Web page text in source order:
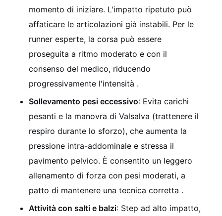
momento di iniziare. L'impatto ripetuto può
affaticare le articolazioni già instabili. Per le
runner esperte, la corsa può essere
proseguita a ritmo moderato e con il
consenso del medico, riducendo
progressivamente l'intensità .
Sollevamento pesi eccessivo: Evita carichi
pesanti e la manovra di Valsalva (trattenere il
respiro durante lo sforzo), che aumenta la
pressione intra-addominale e stressa il
pavimento pelvico. È consentito un leggero
allenamento di forza con pesi moderati, a
patto di mantenere una tecnica corretta .
Attività con salti e balzi: Step ad alto impatto,